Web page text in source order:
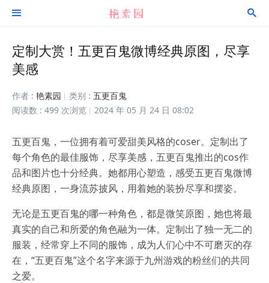
 
定制大赏！五更百鬼微博经典原图，尽享
美感
作者 : 艳素园 类别 : 五更百鬼
阅读数 : 499 次浏览
2024 年 05 月 24 日 08:02
五更百鬼，一位拥有着可爱甜美风格的coser。定制出了
每个角色的最佳服饰，尽享美感，五更百鬼推出的cos作
品和图片也十分经典。她都用心塑造，感受五更百鬼微博
经典原图，一身流苏披风，用着她的装扮尽享和摆姿。
无论是五更百鬼的哪一种角色，都是微笑原图，她也将最
真实的自己和所爱的角色融为一体。定制出了独一无二的
服装，经常穿上不同的服饰，成为人们心中不可磨灭的存
在，“五更百鬼”这个名字来源于九州游戏的粉丝们的共同
之爱。